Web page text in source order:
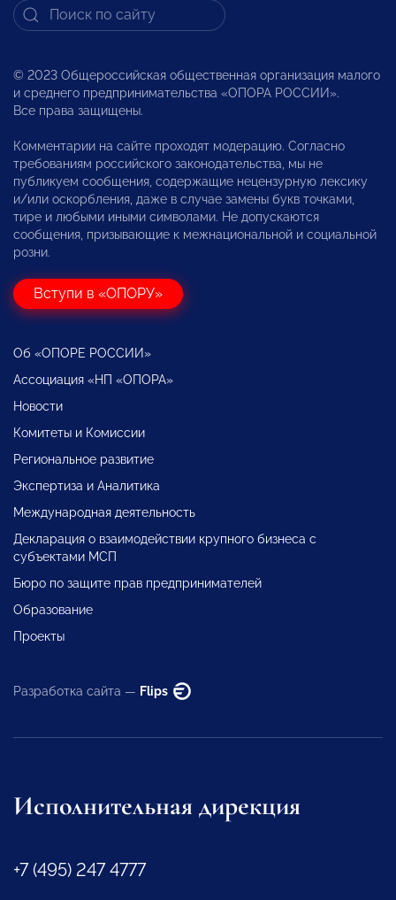
© 2023 Общероссийская общественная организация малого
и среднего предпринимательства «ОПОРА РОССИИ».
Все права защищены.
Комментарии на сайте проходят модерацию. Согласно
требованиям российского законодательства, мы не
публикуем сообщения, содержащие нецензурную лексику
и/или оскорбления, даже в случае замены букв точками,
тире и любыми иными символами. Не допускаются
сообщения, призывающие к межнациональной и социальной
розни.
Вступи в «ОПОРУ»
Об «ОПОРЕ РОССИИ»
Ассоциация «НП «ОПОРА»
Новости
Комитеты и Комиссии
Региональное развитие
Экспертиза и Аналитика
Международная деятельность
Декларация о взаимодействии крупного бизнеса с
субъектами МСП
Бюро по защите прав предпринимателей
Образование
Проекты
Разработка сайта — Flips
Исполнительная дирекция
+7 (495) 247 4777